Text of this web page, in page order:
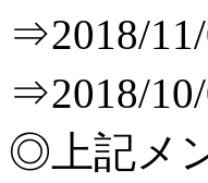
⇒2018/
⇒2018/
◎上記メ